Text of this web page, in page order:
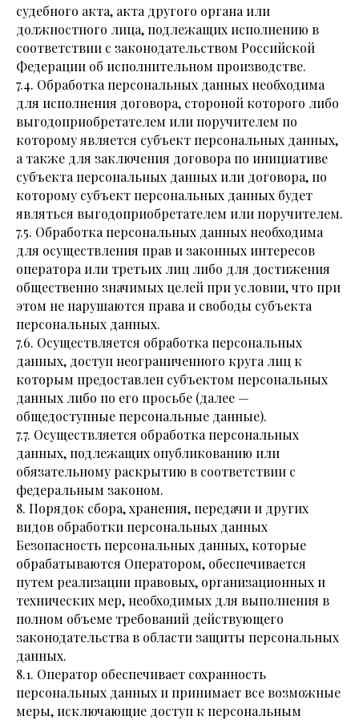
судебного акта, акта другого органа или
должностного лица, подлежащих исполнению в
соответствии с законодательством Российской
Федерации об исполнительном производстве.
7.4. Обработка персональных данных необходима
для исполнения договора, стороной которого либо
выгодоприобретателем или поручителем по
которому является субъект персональных данных,
а также для заключения договора по инициативе
субъекта персональных данных или договора, по
которому субъект персональных данных будет
являться выгодоприобретателем или поручителем.
7.5. Обработка персональных данных необходима
для осуществления прав и законных интересов
оператора или третьих лиц либо для достижения
общественно значимых целей при условии, что при
этом не нарушаются права и свободы субъекта
персональных данных.
7.6. Осуществляется обработка персональных
данных, доступ неограниченного круга лиц к
которым предоставлен субъектом персональных
данных либо по его просьбе (далее —
общедоступные персональные данные).
7.7. Осуществляется обработка персональных
данных, подлежащих опубликованию или
обязательному раскрытию в соответствии с
федеральным законом.
8. Порядок сбора, хранения, передачи и других
видов обработки персональных данных
Безопасность персональных данных, которые
обрабатываются Оператором, обеспечивается
путем реализации правовых, организационных и
технических мер, необходимых для выполнения в
полном объеме требований действующего
законодательства в области защиты персональных
данных.
8.1. Оператор обеспечивает сохранность
персональных данных и принимает все возможные
меры, исключающие доступ к персональным